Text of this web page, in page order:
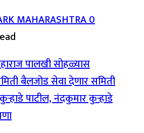
MAHARASHTRA0